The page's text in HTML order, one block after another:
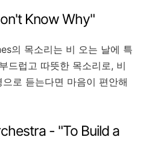
Know Why"
의 목소리는 비 오는 날에 특
드럽고 따뜻한 목소리로, 비
로 듣는다면 마음이 편안해
- "To Build a